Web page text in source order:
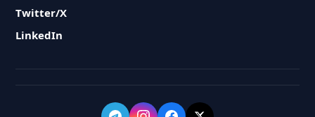
Twitter/X
LinkedIn